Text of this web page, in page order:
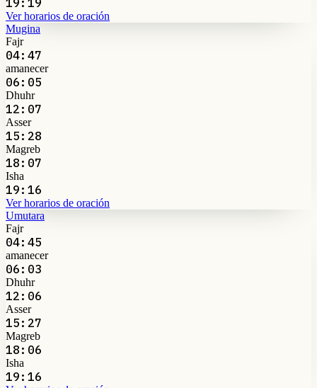
Ver horarios de oración
Mugina
Fajr
04:47
amanecer
06:05
Dhuhr
12:07
Asser
15:28
Magreb
18:07
Isha
19:16
Ver horarios de oración
Umutara
Fajr
04:45
amanecer
06:03
Dhuhr
12:06
Asser
15:27
Magreb
18:06
Isha
19:16